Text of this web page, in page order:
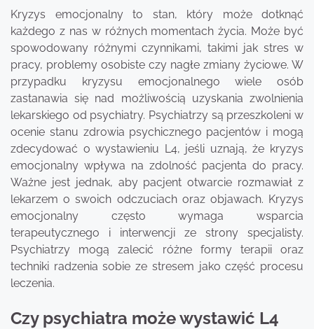
Kryzys emocjonalny to stan, który może dotknąć
każdego z nas w różnych momentach życia. Może być
spowodowany różnymi czynnikami, takimi jak stres w
pracy, problemy osobiste czy nagłe zmiany życiowe. W
przypadku kryzysu emocjonalnego wiele osób
zastanawia się nad możliwością uzyskania zwolnienia
lekarskiego od psychiatry. Psychiatrzy są przeszkoleni w
ocenie stanu zdrowia psychicznego pacjentów i mogą
zdecydować o wystawieniu L4, jeśli uznają, że kryzys
emocjonalny wpływa na zdolność pacjenta do pracy.
Ważne jest jednak, aby pacjent otwarcie rozmawiał z
lekarzem o swoich odczuciach oraz objawach. Kryzys
emocjonalny często wymaga wsparcia
terapeutycznego i interwencji ze strony specjalisty.
Psychiatrzy mogą zalecić różne formy terapii oraz
techniki radzenia sobie ze stresem jako część procesu
leczenia.
Czy psychiatra może wystawić L4